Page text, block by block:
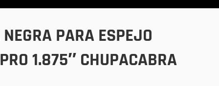
PARA ESPEJO
1.875″ CHUPACABRA